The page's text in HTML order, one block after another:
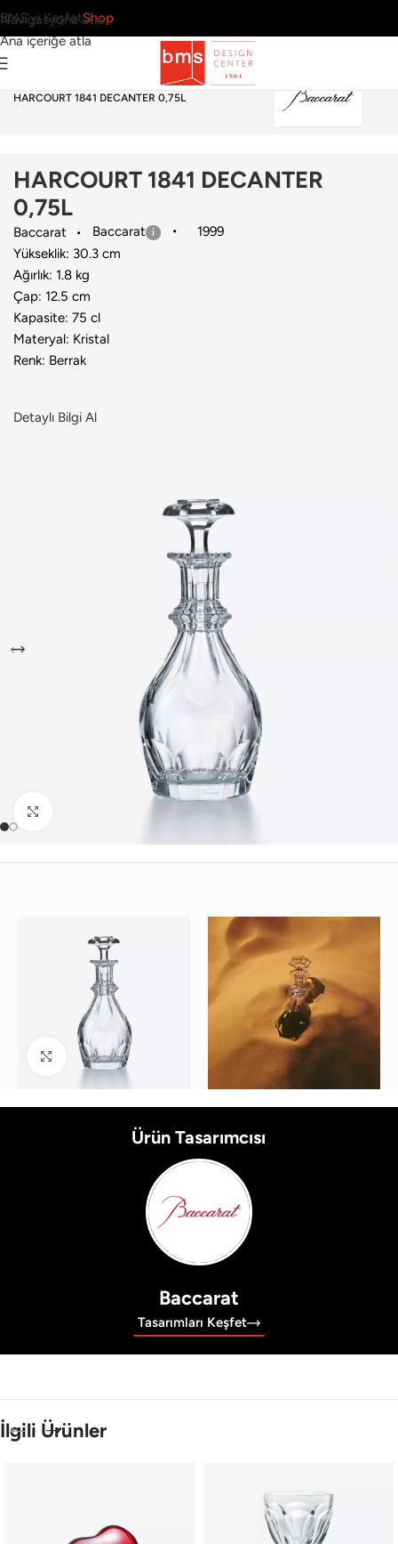
Navigasyona atla
Ana içeriğe atla
BMS’yi KeşfetShop
Sürahi & Karaf› Baccarat
HARCOURT 1841 DECANTER 0,75L
HARCOURT 1841 DECANTER
0,75L
Baccarat Baccarat
1999
Yükseklik: 30.3 cm
Ağırlık: 1.8 kg
Çap: 12.5 cm
Kapasite: 75 cl
Materyal: Kristal
Renk: Berrak
Detaylı Bilgi Al
Büyütmek için tıklayın
Ürün Tasarımcısı
Baccarat
Tasarımları Keşfet
İlgili Ürünler